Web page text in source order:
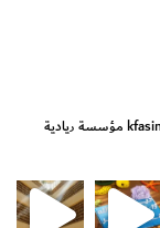
النشط كليّاً
الكثيفة
مؤسسة ريادية
كل جديد!⁩